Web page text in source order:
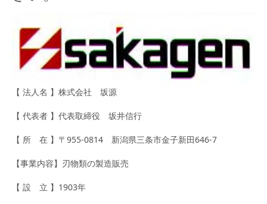
【 法人名 】株式会社 坂源
【 代表者 】代表取締役 坂井信行
【 所 在 】〒955-0814 新潟県三条市金子新田646-7
【事業内容】刃物類の製造販売
【 設 立 】1903年